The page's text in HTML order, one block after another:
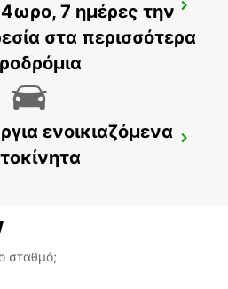
SCANIA SYD
GJUTERIPORTEN
7 ημέρες την
στα περισσότερα
ενοικιαζόμενα
σταθμό;